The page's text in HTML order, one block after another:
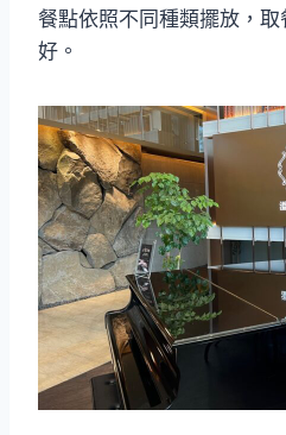
餐點依照不同種類擺放，
好。